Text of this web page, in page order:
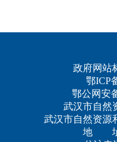
政府网站
鄂ICP
鄂公网安
武汉市自然
武汉市自然资源
地 址